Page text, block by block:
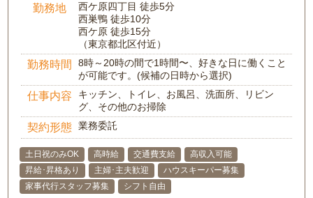
勤務地
西ケ原四丁目 徒歩5分
西巣鴨 徒歩10分
西ケ原 徒歩15分
（東京都北区付近）
勤務時間
8時～20時の間で1時間〜、好きな日に働くこと
が可能です。(候補の日時から選択)
仕事内容
キッチン、トイレ、お風呂、洗面所、リビン
グ、その他のお掃除
契約形態 業務委託
土日祝のみOK 高時給 交通費支給
高収入可能
昇給･昇格あり
主婦･主夫歓迎
ハウスキーパー募集
家事代行スタッフ募集
シフト自由